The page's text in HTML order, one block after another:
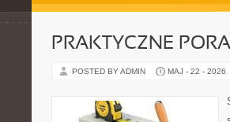
PRAKTYCZNE
POSTED BY ADMIN MAJ - 22 - 2026